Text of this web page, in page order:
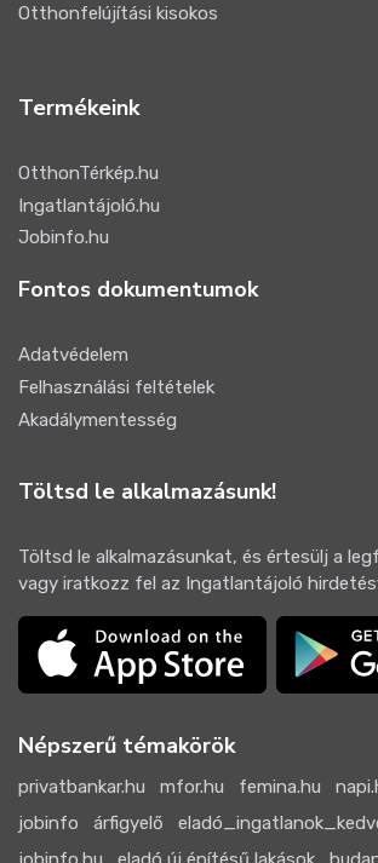
Otthonfelújítási kisokos
Termékeink
OtthonTérkép.hu
Ingatlantájoló.hu
Jobinfo.hu
Fontos dokumentumok
Adatvédelem
Felhasználási feltételek
Akadálymentesség
Töltsd le alkalmazásunk!
Töltsd le alkalmazásunkat, és értesülj a
vagy iratkozz fel az Ingatlantájoló
Népszerű témakörök
privatbankar.hu mfor.hu femina.hu
jobinfo
árfigyelő